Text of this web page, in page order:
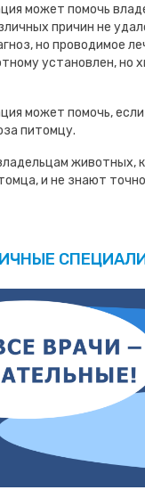
может помочь
причин не
но проводимое
установлен, но
может помочь,
питомцу.
животных,
и не знают